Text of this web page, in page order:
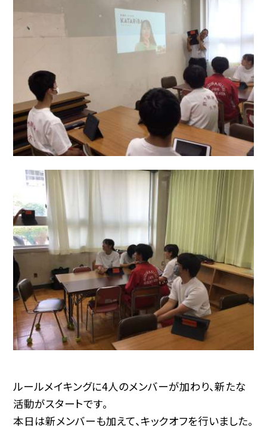
ルールメイキングに4人のメンバーが加わり、新たな
活動がスタートです。
本日は新メンバーも加えて、キックオフを行いました。